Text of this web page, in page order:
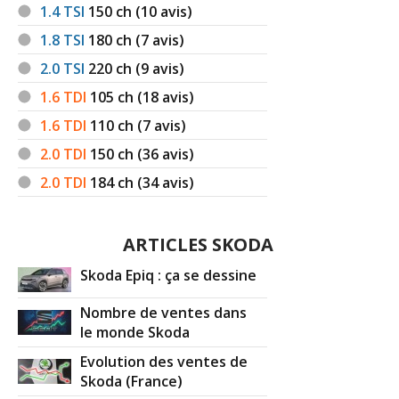
1.4 TSI 150 ch (10 avis)
1.8 TSI 180 ch (7 avis)
2.0 TSI 220 ch (9 avis)
1.6 TDI 105 ch (18 avis)
1.6 TDI 110 ch (7 avis)
2.0 TDI 150 ch (36 avis)
2.0 TDI 184ch (34 avis)
ARTICLES SKODA
Skoda Epiq : ça se dessine
Nombre de ventes dans
le monde Skoda
Evolution des ventes de
Skoda (France)